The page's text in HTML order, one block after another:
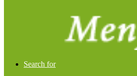
Search for